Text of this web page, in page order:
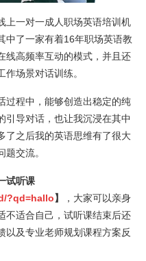
上一对一成人职场英语培训机
中了一家有着16年职场英语教
线高频率互动的模式，并且还
场景对话训练。
过程中，能够创造出稳定的纯
引导对话，也让我沉浸在其中
了之后我的英语思维有了很大
交流。
试听课
?qd=hallo】
，大家可以亲身
不适合自己，试听课结束后还
以及专业老师规划课程方案反